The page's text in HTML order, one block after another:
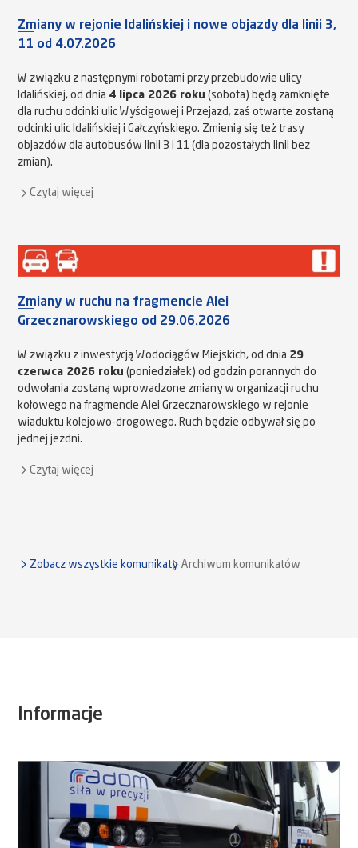
Zmiany w rejonie Idalińskiej i nowe objazdy dla linii 3,
11 od 4.07.2026
W związku z następnymi robotami przy przebudowie ulicy
Idalińskiej, od dnia 4 lipca 2026 roku (sobota) będą zamknięte
dla ruchu odcinki ulic Wyścigowej i Przejazd, zaś otwarte zostaną
odcinki ulic Idalińskiej i Gałczyńskiego. Zmienią się też trasy
objazdów dla autobusów linii 3 i 11 (dla pozostałych linii bez
zmian).
Czytaj więcej
Zmiany w ruchu na fragmencie Alei
Grzecznarowskiego od 29.06.2026
W związku z inwestycją Wodociągów Miejskich, od dnia 29
czerwca 2026 roku (poniedziałek) od godzin porannych do
odwołania zostaną wprowadzone zmiany w organizacji ruchu
kołowego na fragmencie Alei Grzecznarowskiego w rejonie
wiaduktu kolejowo-drogowego. Ruch będzie odbywał się po
jednej jezdni.
Czytaj więcej
Zobacz wszystkie komunikaty Archiwum komunikatów
Informacje